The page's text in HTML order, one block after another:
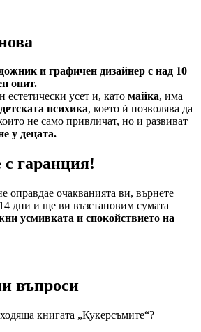
и графичен дизайнер с над 10
опит.
естетически усет и, като майка, има
детската психика, което ѝ позволява да
не само привличат, но и развиват
у децата.
гаранция!
оправдае очакванията ви, върнете
дни и ще ви възстановим сумата
усмивката и спокойствието на
въпроси
книгата „Кукерсъмите“?